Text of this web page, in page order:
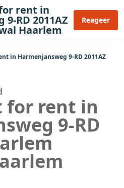
rent in
RD 2011AZ
Haarlem
Reageer
in Harmenjansweg 9-RD 2011AZ
rent in
9-RD